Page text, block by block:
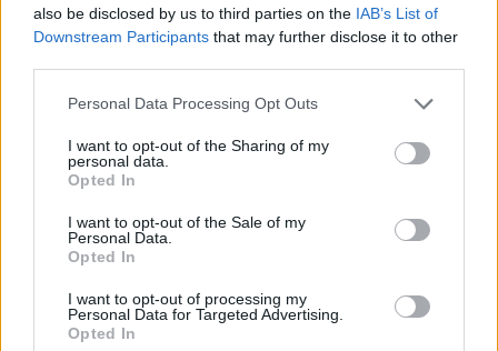
also be disclosed by us to third parties on the IAB’s List of
Downstream Participants that may further disclose it to other
Please note that this website/app uses one or more Google
not limited to your visit or usage behaviour. You may click to
grant or deny consent to Google and its third-party tags to
use your data for below specified purposes in below Google
consent section.
Personal Data Processing Opt Outs
I want to opt-out of the Sharing of my
personal data.
Opted In
I want to opt-out of the Sale of my
Personal Data.
Opted In
I want to opt-out of processing my
Personal Data for Targeted Advertising.
Opted In
A konkrét személyeket firtató kérdésre
eredmény kihirdetéséig nem keresett meg
senkit és az elkövetkező átmeneti időszakot